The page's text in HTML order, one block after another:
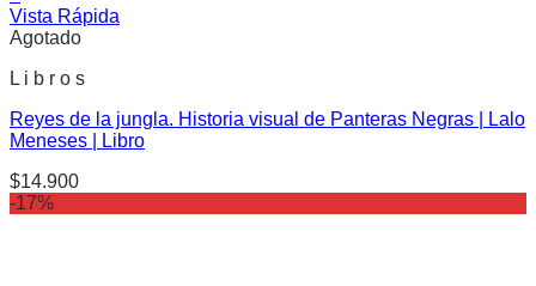
Vista Rápida
Agotado
L i b r o s
Reyes de la jungla. Historia visual de Panteras Negras | Lalo
Meneses | Libro
$14.900
-17%